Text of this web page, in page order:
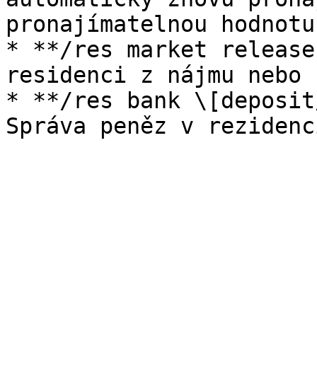
pronajímatelnou
* **/res market
residenci z nájmu
* **/res bank